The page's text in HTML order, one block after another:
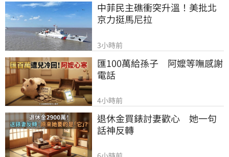
中菲民主礁衝突升溫！美批北
京力挺馬尼拉
3小時前
匯100萬給孫子　阿嬤等嘸感謝
電話
4小時前
退休金買錶討妻歡心　她一句
話神反轉